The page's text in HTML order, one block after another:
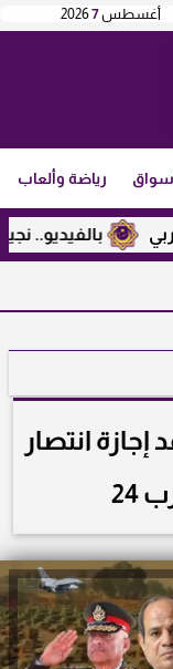
أغسطس7
2026
رياضة وألعاب
بالفيديو.. نجيب
انتصار